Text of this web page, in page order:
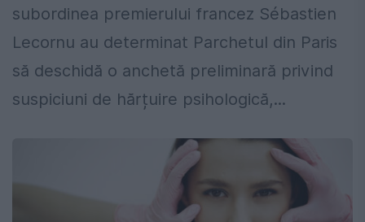
subordinea premierului francez Sébastien
Lecornu au determinat Parchetul din Paris
să deschidă o anchetă preliminară privind
suspiciuni de hărțuire psihologică,...